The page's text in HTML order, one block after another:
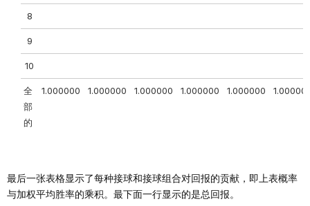
8
9
10
全
部
的
1.000000 1.000000 1.000000 1.000000 1.000000
最后一张表格显示了每种接球和接球组合对回报的贡献，即上表概率
与加权平均胜率的乘积。最下面一行显示的是总回报。